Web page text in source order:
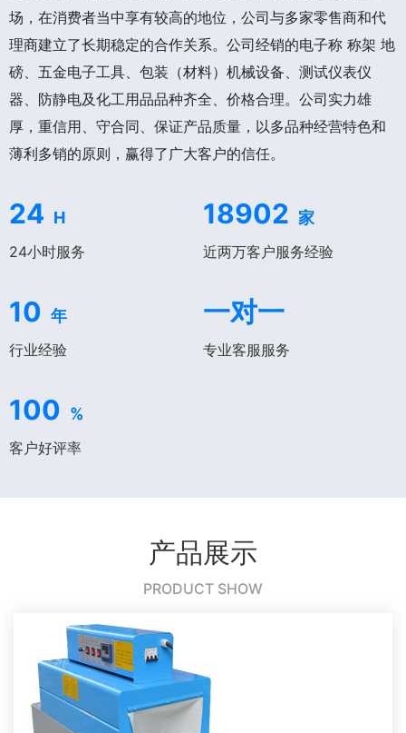
场，在消费者当中享有较高的地位，公司与多家零售商和代
理商建立了长期稳定的合作关系。公司经销的电子称 称架 地
磅、五金电子工具、包装（材料）机械设备、测试仪表仪
器、防静电及化工用品品种齐全、价格合理。公司实力雄
厚，重信用、守合同、保证产品质量，以多品种经营特色和
薄利多销的原则，赢得了广大客户的信任。
24 H
24小时服务
18902 家
近两万客户服务经验
10 年
行业经验
一对一
专业客服服务
100 %
客户好评率
产品展示
PRODUCT SHOW